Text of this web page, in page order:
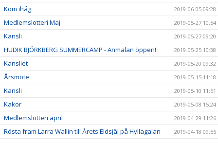
Kom ihåg 2019-06-05 09:28
Medlemslotteri Maj 2019-05-27 10:54
Kansli 2019-05-27 09:20
HUDIK BJÖRKBERG SUMMERCAMP - Anmälan öppen! 2019-05-25 10:38
Kansliet 2019-05-20 09:32
Årsmöte 2019-05-15 11:18
Kansli 2019-05-10 11:51
Kakor 2019-05-08 15:24
Medlemslotteri april 2019-04-29 11:26
Rösta fram Larra Wallin till Årets Eldsjäl på Hyllagalan 2019-04-18 09:56